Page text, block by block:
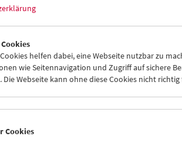
21 22
05
Mi 31.3.
helfen dabei, eine Webseite nutzbar zu
wie Seitennavigation und Zugriff auf sichere
Die Webseite kann ohne diese Cookies nicht
Cookies